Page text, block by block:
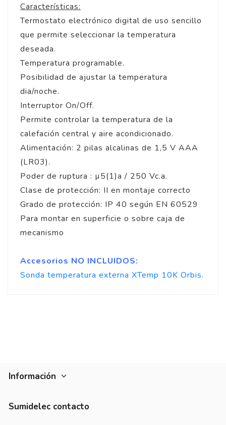
Características:
Termostato electrónico digital de uso sencillo
que permite seleccionar la temperatura
deseada.
Temperatura programable.
Posibilidad de ajustar la temperatura
dia/noche.
Interruptor On/Off.
Permite controlar la temperatura de la
calefación central y aire acondicionado.
Alimentación: 2 pilas alcalinas de 1,5 V AAA
(LR03).
Poder de ruptura : µ5(1)a / 250 Vc.a.
Clase de protección: II en montaje correcto
Grado de protección: IP 40 según EN 60529
Para montar en superficie o sobre caja de
mecanismo
Accesorios NO INCLUIDOS:
Sonda temperatura externa XTemp 10K Orbis.
Información
Sumidelec contacto